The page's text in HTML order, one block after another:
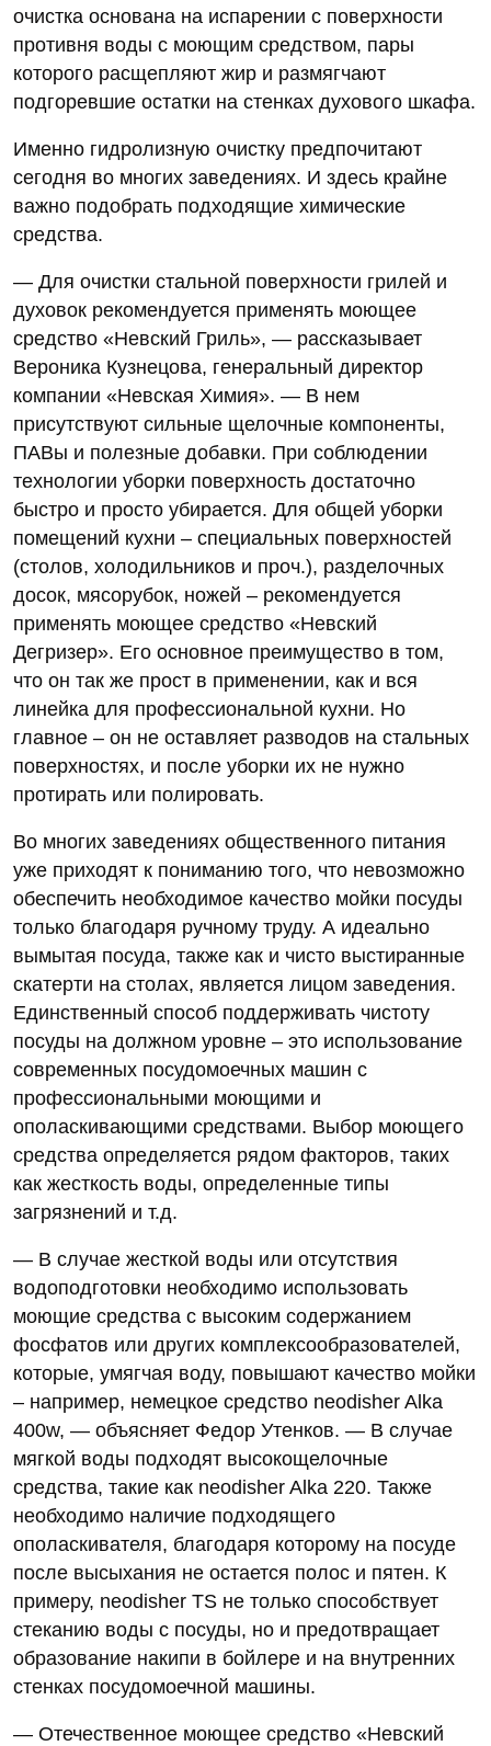
очистка основана на испарении с поверхности
противня воды с моющим средством, пары
которого расщепляют жир и размягчают
подгоревшие остатки на стенках духового шкафа.
Именно гидролизную очистку предпочитают
сегодня во многих заведениях. И здесь крайне
важно подобрать подходящие химические
средства.
— Для очистки стальной поверхности грилей и
духовок рекомендуется применять моющее
средство «Невский Гриль», — рассказывает
Вероника Кузнецова, генеральный директор
компании «Невская Химия». — В нем
присутствуют сильные щелочные компоненты,
ПАВы и полезные добавки. При соблюдении
технологии уборки поверхность достаточно
быстро и просто убирается. Для общей уборки
помещений кухни – специальных поверхностей
(столов, холодильников и проч.), разделочных
досок, мясорубок, ножей – рекомендуется
применять моющее средство «Невский
Дегризер». Его основное преимущество в том,
что он так же прост в применении, как и вся
линейка для профессиональной кухни. Но
главное – он не оставляет разводов на стальных
поверхностях, и после уборки их не нужно
протирать или полировать.
Во многих заведениях общественного питания
уже приходят к пониманию того, что невозможно
обеспечить необходимое качество мойки посуды
только благодаря ручному труду. А идеально
вымытая посуда, также как и чисто выстиранные
скатерти на столах, является лицом заведения.
Единственный способ поддерживать чистоту
посуды на должном уровне – это использование
современных посудомоечных машин с
профессиональными моющими и
ополаскивающими средствами. Выбор моющего
средства определяется рядом факторов, таких
как жесткость воды, определенные типы
загрязнений и т.д.
— В случае жесткой воды или отсутствия
водоподготовки необходимо использовать
моющие средства с высоким содержанием
фосфатов или других комплексообразователей,
которые, умягчая воду, повышают качество мойки
– например, немецкое средство neodisher Alka
400w, — объясняет Федор Утенков. — В случае
мягкой воды подходят высокощелочные
средства, такие как neodisher Alka 220. Также
необходимо наличие подходящего
ополаскивателя, благодаря которому на посуде
после высыхания не остается полос и пятен. К
примеру, neodisher TS не только способствует
стеканию воды с посуды, но и предотвращает
образование накипи в бойлере и на внутренних
стенках посудомоечной машины.
— Отечественное моющее средство «Невский